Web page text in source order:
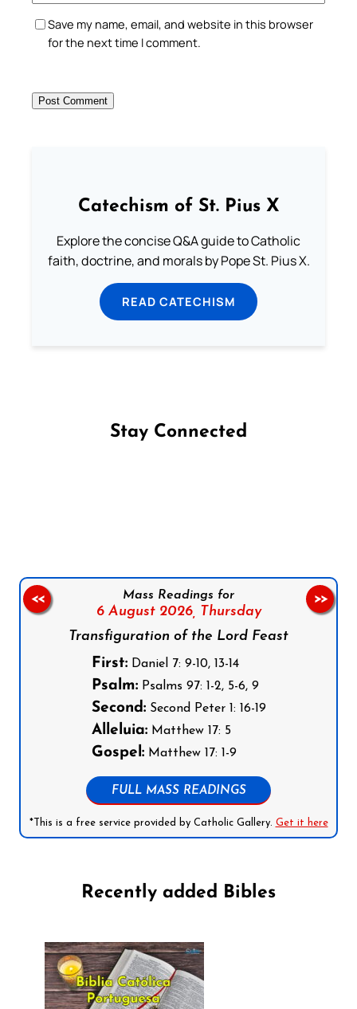
Save my name, email, and website in this browser
for the next time I comment.
Catechism of St. Pius X
Explore the concise Q&A guide to Catholic
faith, doctrine, and morals by Pope St. Pius X.
READ CATECHISM
Stay Connected
Mass Readings for
6 August 2026, Thursday
Transfiguration of the Lord Feast
First:Daniel 7: 9-10, 13-14
Psalm:Psalms 97: 1-2, 5-6, 9
Second:Second Peter 1: 16-19
Alleluia:Matthew 17: 5
Gospel:Matthew 17: 1-9
FULL MASS READINGS
*This is a free service provided by Catholic Gallery. Get it here
<< >>
Recently added Bibles